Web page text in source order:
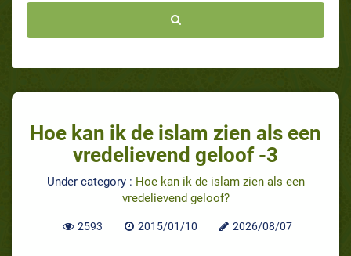
Hoe kan ik de islam zien als een
vredelievend geloof -3
Under category : Hoe kan ik de islam zien als een
vredelievend geloof?
2593 2015/01/10 2026/08/07